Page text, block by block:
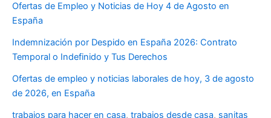
Ofertas de Empleo y Noticias de Hoy 4 de Agosto en
España
Indemnización por Despido en España 2026: Contrato
Temporal o Indefinido y Tus Derechos
Ofertas de empleo y noticias laborales de hoy, 3 de agosto
de 2026, en España
trabajos para hacer en casa, trabajos desde casa, sanitas